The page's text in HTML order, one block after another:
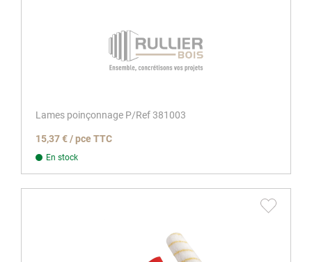
Lames poinçonnage P/Ref 381003
15,37 € / pce TTC
En stock